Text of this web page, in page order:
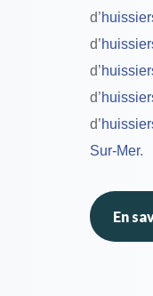
d’
d’
d’
d’
d’
Sur-Mer.
En